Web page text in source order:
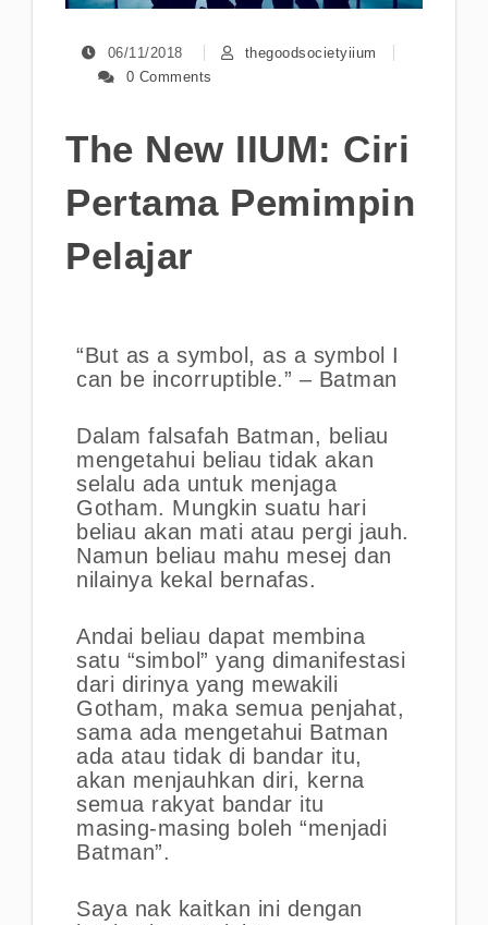
06/11/2018
thegoodsocietyiium
0 Comments
The New IIUM: Ciri
Pertama Pemimpin
Pelajar
“But as a symbol, as a symbol I
can be incorruptible.” – Batman
Dalam falsafah Batman, beliau
mengetahui beliau tidak akan
selalu ada untuk menjaga
Gotham. Mungkin suatu hari
beliau akan mati atau pergi jauh.
Namun beliau mahu mesej dan
nilainya kekal bernafas.
Andai beliau dapat membina
satu “simbol” yang dimanifestasi
dari dirinya yang mewakili
Gotham, maka semua penjahat,
sama ada mengetahui Batman
ada atau tidak di bandar itu,
akan menjauhkan diri, kerna
semua rakyat bandar itu
masing-masing boleh “menjadi
Batman”.
Saya nak kaitkan ini dengan